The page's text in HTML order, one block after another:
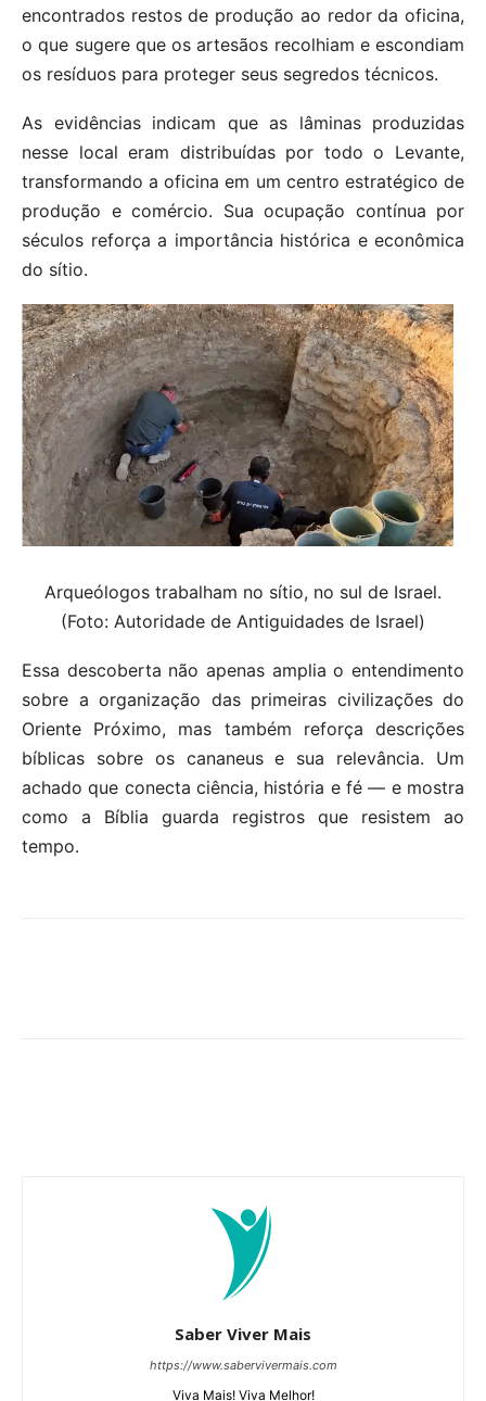
encontrados restos de produção ao redor da oficina,
o que sugere que os artesãos recolhiam e escondiam
os resíduos para proteger seus segredos técnicos.
As evidências indicam que as lâminas produzidas
nesse local eram distribuídas por todo o Levante,
transformando a oficina em um centro estratégico de
produção e comércio. Sua ocupação contínua por
séculos reforça a importância histórica e econômica
do sítio.
Arqueólogos trabalham no sítio, no sul de Israel.
(Foto: Autoridade de Antiguidades de Israel)
Essa descoberta não apenas amplia o entendimento
sobre a organização das primeiras civilizações do
Oriente Próximo, mas também reforça descrições
bíblicas sobre os cananeus e sua relevância. Um
achado que conecta ciência, história e fé — e mostra
como a Bíblia guarda registros que resistem ao
tempo.
Saber Viver Mais
https://www.sabervivermais.com
Viva Mais! Viva Melhor!